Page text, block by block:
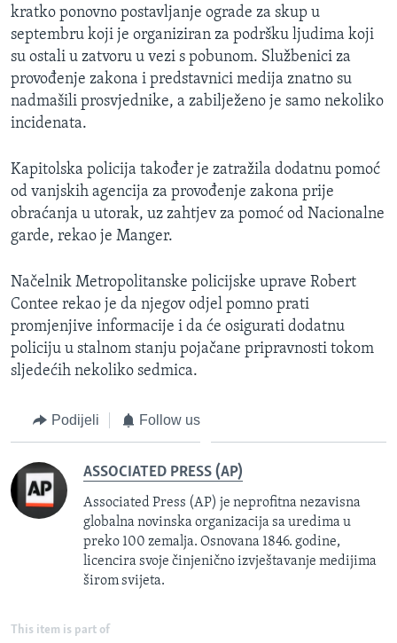
kratko ponovno postavljanje ograde za skup u
septembru koji je organiziran za podršku ljudima koji
su ostali u zatvoru u vezi s pobunom. Službenici za
provođenje zakona i predstavnici medija znatno su
nadmašili prosvjednike, a zabilježeno je samo nekoliko
incidenata.
Kapitolska policija također je zatražila dodatnu pomoć
od vanjskih agencija za provođenje zakona prije
obraćanja u utorak, uz zahtjev za pomoć od Nacionalne
garde, rekao je Manger.
Načelnik Metropolitanske policijske uprave Robert
Contee rekao je da njegov odjel pomno prati
promjenjive informacije i da će osigurati dodatnu
policiju u stalnom stanju pojačane pripravnosti tokom
sljedećih nekoliko sedmica.
Podijeli Follow us
ASSOCIATED PRESS (AP)
Associated Press (AP) je neprofitna nezavisna
globalna novinska organizacija sa uredima u
preko 100 zemalja. Osnovana 1846. godine,
licencira svoje činjenično izvještavanje medijima
širom svijeta.
This item is part of